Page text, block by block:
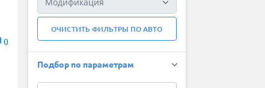
0
ОЧИСТИТЬ ФИЛЬТРЫ ПО АВТО
Подбор по параметрам